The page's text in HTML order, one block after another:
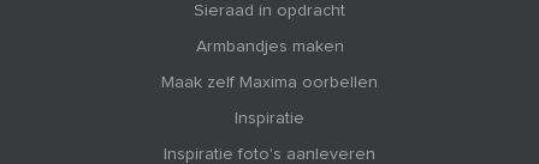
Sieraad in opdracht
Armbandjes maken
Maak zelf Maxima oorbellen
Inspiratie
Inspiratie foto's aanleveren